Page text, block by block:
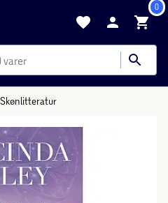
0
varer
Skønlitteratur